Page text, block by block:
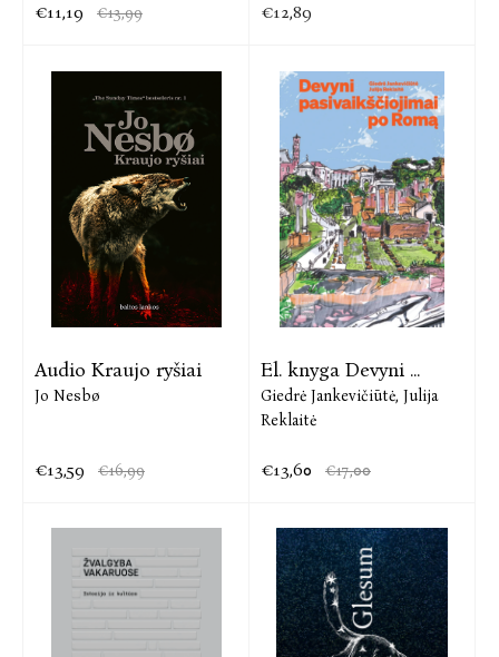
€11,19 €13,99 €12,89
Audio Kraujo ryšiai
Jo Nesbø
€13,59 €16,99
El. knyga Devyni ...
Giedrė Jankevičiūtė, Julija
Reklaitė
€13,60 €17,00